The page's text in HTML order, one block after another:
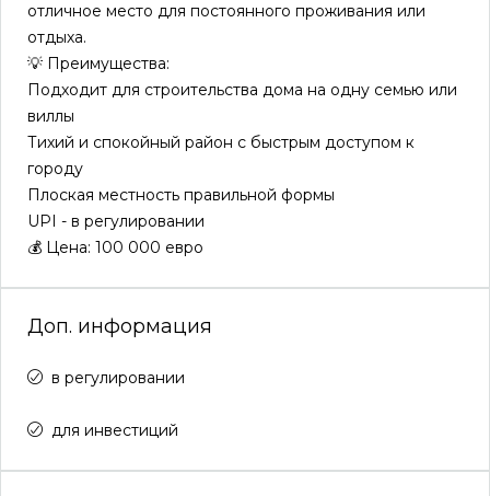
отличное место для постоянного проживания или
отдыха.
💡 Преимущества:
Подходит для строительства дома на одну семью или
виллы
Тихий и спокойный район с быстрым доступом к
городу
Плоская местность правильной формы
UPI - в регулировании
💰 Цена: 100 000 евро
Доп. информация
в регулировании
для инвестиций